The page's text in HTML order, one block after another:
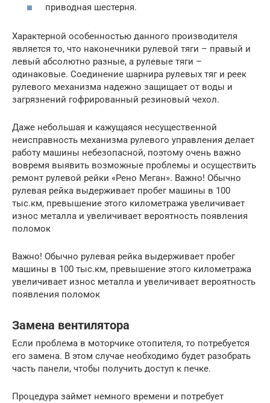
приводная шестерня.
Характерной особенностью данного производителя
является то, что наконечники рулевой тяги – правый и
левый абсолютно разные, а рулевые тяги –
одинаковые. Соединение шарнира рулевых тяг и реек
рулевого механизма надежно защищает от воды и
загрязнений гофрированный резиновый чехол.
Даже небольшая и кажущаяся несущественной
неисправность механизма рулевого управления делает
работу машины небезопасной, поэтому очень важно
вовремя выявить возможные проблемы и осуществить
ремонт рулевой рейки «Рено Меган». Важно! Обычно
рулевая рейка выдерживает пробег машины в 100
тыс.км, превышение этого километража увеличивает
износ металла и увеличивает вероятность появления
поломок
Важно! Обычно рулевая рейка выдерживает пробег
машины в 100 тыс.км, превышение этого километража
увеличивает износ металла и увеличивает вероятность
появления поломок
Замена вентилятора
Если проблема в моторчике отопителя, то потребуется
его замена. В этом случае необходимо будет разобрать
часть панели, чтобы получить доступ к печке.
Процедура займет немного времени и потребует